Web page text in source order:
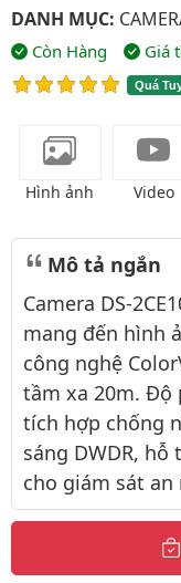
DANH MỤC:
Còn Hàng Giá
Quá
Hình ảnh Video
Mô tả ngắn
Camera DS-
mang đến hình
công nghệ
tầm xa 20m. Độ
tích hợp chống
sáng DWDR,
cho giám sát an